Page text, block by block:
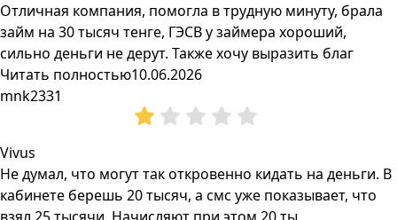
Отличная компания, помогла в трудную минуту, брала
займ на 30 тысяч тенге, ГЭСВ у займера хороший,
сильно деньги не дерут. Также хочу выразить благ
Читать полностью10.06.2026
mnk2331
Vivus
Не думал, что могут так откровенно кидать на деньги. В
кабинете берешь 20 тысяч, а смс уже показывает, что